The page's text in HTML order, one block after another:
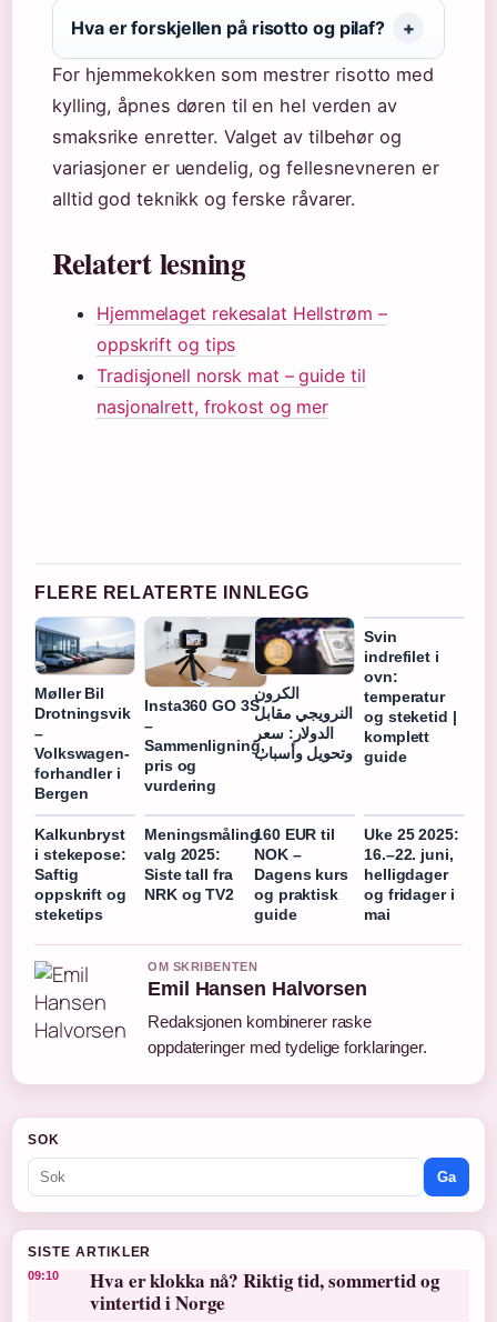
Hva er forskjellen på risotto og pilaf?
For hjemmekokken som mestrer risotto med
kylling, åpnes døren til en hel verden av
smaksrike enretter. Valget av tilbehør og
variasjoner er uendelig, og fellesnevneren er
alltid god teknikk og ferske råvarer.
Relatert lesning
Hjemmelaget rekesalat Hellstrøm –
oppskrift og tips
Tradisjonell norsk mat – guide til
nasjonalrett, frokost og mer
FLERE RELATERTE INNLEGG
Møller Bil
Drotningsvik
–
Volkswagen-
forhandler i
Bergen
Insta360 GO 3S
–
Sammenligning,
pris og
vurdering
الكرون
النرويجي مقابل
الدولار: سعر
وتحويل وأسباب
Svin
indrefilet i
ovn:
temperatur
og steketid |
komplett
guide
Kalkunbryst
i stekepose:
Saftig
oppskrift og
steketips
Meningsmåling
valg 2025:
Siste tall fra
NRK og TV2
160 EUR til
NOK –
Dagens kurs
og praktisk
guide
Uke 25 2025:
16.–22. juni,
helligdager
og fridager i
mai
OM SKRIBENTEN
Emil Hansen Halvorsen
Redaksjonen kombinerer raske
oppdateringer med tydelige forklaringer.
SOK
Ga
SISTE ARTIKLER
09:10
Hva er klokka nå? Riktig tid, sommertid og
vintertid i Norge